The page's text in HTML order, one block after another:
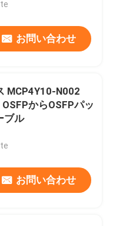
お問い合わせ
MCP4Y10-N002
からOSFPパッ
ブル
お問い合わせ